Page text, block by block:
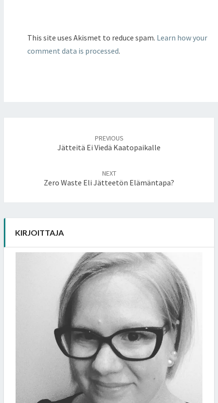
This site uses Akismet to reduce spam. Learn how your
comment data is processed.
PREVIOUS
Jätteitä Ei Viedä Kaatopaikalle
NEXT
Zero Waste Eli Jätteetön Elämäntapa?
KIRJOITTAJA